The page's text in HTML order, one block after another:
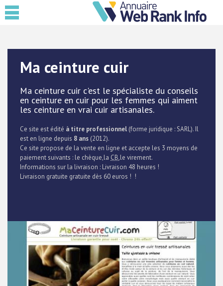
Ma ceinture cuir
Ma ceinture cuir c'est le spécialiste du conseils
en ceinture en cuir pour les femmes qui aiment
les ceinture en vrai cuir artisanales.
Ce site est édité à titre professionnel (forme juridique : SARL). Il
est en ligne depuis 8 ans (2012).
Ce site propose de la vente en ligne et accepte les 3 moyens de
paiement suivants : le chèque,la CB,le virement.
Informations sur la livraison : Livraison 48 heures !
Livraison gratuite gratuite dès 60 euros ! !